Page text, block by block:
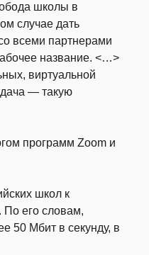
школы в
случае дать
всеми партнерами
название. <…>
виртуальной
— такую
программ Zoom и
школ к
По его словам,
50 Мбит в секунду, в